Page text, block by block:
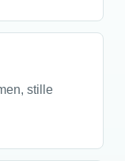
stille